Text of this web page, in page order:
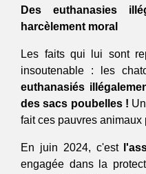
Des euthanasies
harcèlement moral
Les faits qui lui sont
euthanasiés
des sacs poubelles !
fait ces pauvres animaux
En juin 2024, c'est
engagée dans la